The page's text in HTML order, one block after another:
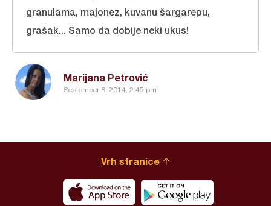
Marijana Petrović
September 6, 2014, 2:45 pm
granulama, majonez, kuvanu šargarepu,
grašak... Samo da dobije neki ukus!
Vrh stranice